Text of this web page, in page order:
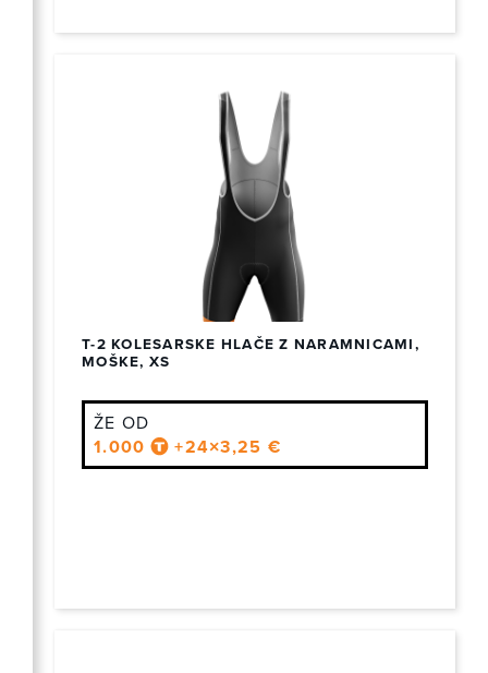
T-2 KOLESARSKE HLAČE Z NARAMNICAMI,
MOŠKE, XS
ŽE OD
1.000
+24×3,25 €